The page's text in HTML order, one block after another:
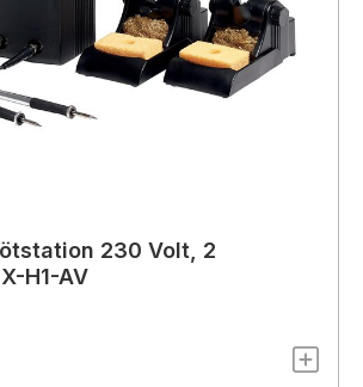
230 Volt, 2
H1-AV